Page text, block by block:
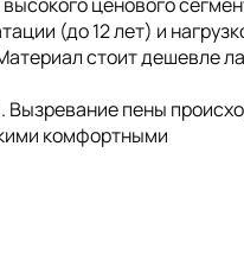
ценового
(до 12 лет) и
стоит дешевле
Вызревание пены
комфортными